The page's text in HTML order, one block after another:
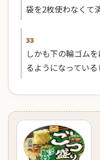
袋を2枚使わなくて
33
しかも下の輪ゴム
るようになっている